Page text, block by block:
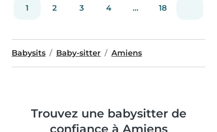
1 2 3 4 ... 18
Babysits Baby-sitter Amiens
Trouvez une babysitter de
confiance à Amiens